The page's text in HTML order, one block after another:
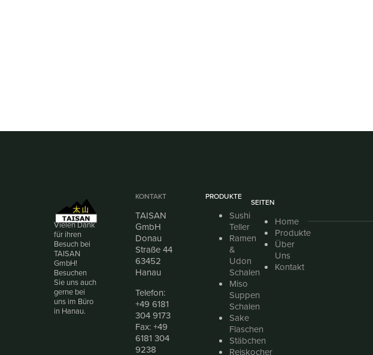
Vielen Dank
für ihren
Besuch bei
TAISAN
GmbH!
Besuchen
Sie uns auch
gerne bei
uns im Büro
in Hanau.
KONTAKT
TAISAN
GmbH
Donau
Straße 44
63452
Hanau
Telefon:
+49 6181
304 9173
Fax: +49
6181 304
9238
PRODUKTE
Sushi
Teller
Ramen
&
Udon
Schalen
Miso
Suppen
Schalen
Sake
Flaschen
Stäbchen
Reiskocher
SEITEN
Home
Produkte
Über
Uns
Kontakt